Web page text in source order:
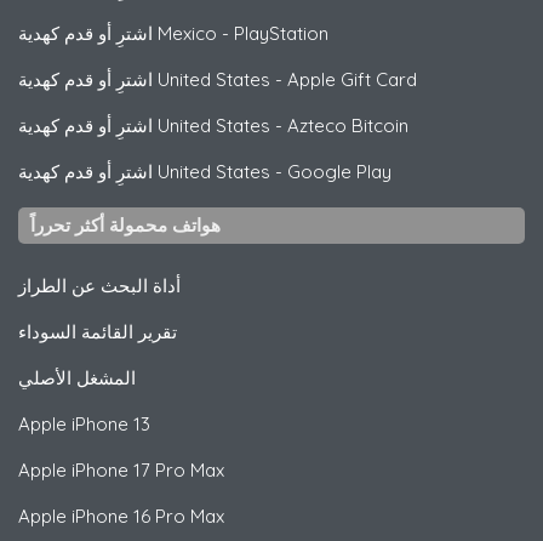
اشترِ أو قدم كهدية Mexico - PlayStation
اشترِ أو قدم كهدية United States - Apple Gift Card
اشترِ أو قدم كهدية United States - Azteco Bitcoin
اشترِ أو قدم كهدية United States - Google Play
هواتف محمولة أكثر تحرراً
أداة البحث عن الطراز
تقرير القائمة السوداء
المشغل الأصلي
Apple iPhone 13
Apple iPhone 17 Pro Max
Apple iPhone 16 Pro Max